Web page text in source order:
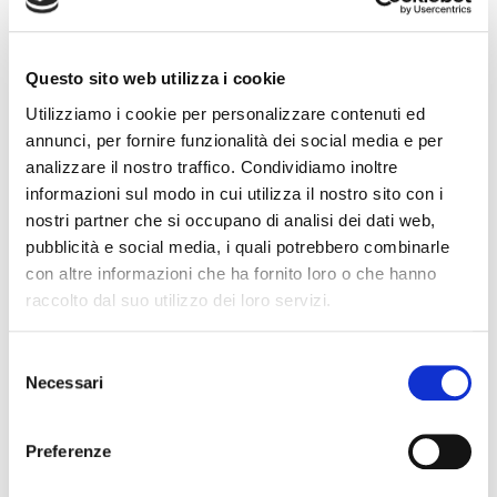
Questo sito web utilizza i cookie
Utilizziamo i cookie per personalizzare contenuti ed
annunci, per fornire funzionalità dei social media e per
analizzare il nostro traffico. Condividiamo inoltre
informazioni sul modo in cui utilizza il nostro sito con i
nostri partner che si occupano di analisi dei dati web,
pubblicità e social media, i quali potrebbero combinarle
con altre informazioni che ha fornito loro o che hanno
raccolto dal suo utilizzo dei loro servizi.
delNecessari
Preferenze
Nanni Loy - può configurarsi come spazio autonomo per
piccole mostre temporanee.
È uno spazio pubblico destinato prima di tutto a
particolare negli anni Novanta, è stata un punto di
riferimento culturale per tutta la città. L’ente promuove
anche, autonomamente, rassegne di cinema di qualità e
lavora in convenzione con istituzioni culturali che
possono utilizzare lo spazio per le loro attività, purché
favoriscano l’accesso a studentesse e studenti
dell’Ateneo.
INFORMAZIONI SULLO STATO DELL'OGGETTO
lavori di manutenzione richiesti dalla normativa di
prevenzione incendi e finalizzati al rinnovo delle